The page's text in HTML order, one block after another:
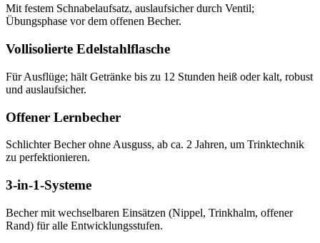
Mit festem Schnabelaufsatz, auslaufsicher durch Ventil;
Übungsphase vor dem offenen Becher.
Vollisolierte Edelstahlflasche
Für Ausflüge; hält Getränke bis zu 12 Stunden heiß oder kalt, robust
und auslaufsicher.
Offener Lernbecher
Schlichter Becher ohne Ausguss, ab ca. 2 Jahren, um Trinktechnik
zu perfektionieren.
3‑in‑1-Systeme
Becher mit wechselbaren Einsätzen (Nippel, Trinkhalm, offener
Rand) für alle Entwicklungsstufen.